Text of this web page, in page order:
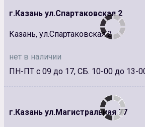
г.Казань ул.Спартаковская 2
Казань, ул.Спартаковская 2
нет в наличии
ПН-ПТ с 09 до 17, СБ. 10-00 до 13-
г.Казань ул.Магистральная 77